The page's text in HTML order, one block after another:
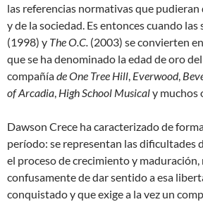
las referencias normativas que
y de la sociedad. Es entonces cuando las
(1998) y The O.C. (2003) se convierten
que se ha denominado la edad de oro del
compañíade One Tree Hill, Everwood,
of Arcadia, High School Musicaly muchos
Dawson Crece ha caracterizado de
período: se representan las dificultades
el proceso de crecimiento y
confusamente de dar sentido a esa
conquistado y que exige a la vez un